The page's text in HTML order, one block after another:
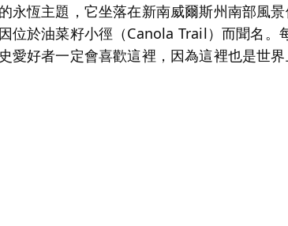
永恆主題，它坐落在新南威爾斯州南部風
位於油菜籽小徑（Canola Trail）而聞名
愛好者一定會喜歡這裡，因為這裡也是世界